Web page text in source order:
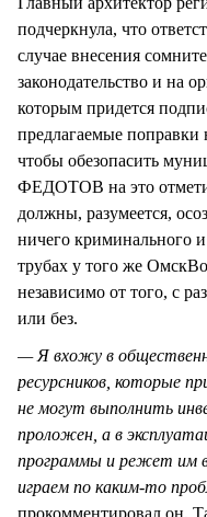
подчеркнула, что
случае внесения
законодательство и на
которым придется
предлагаемые поправки
чтобы обезопасить
ФЕДОТОВ на это
должны, разумеется,
ничего криминального
трубах у того же
независимо от того, с
или без.
— Я вхожу в
ресурсников, которые
не могут выполнить
проложен, а в
программы и режет им
играем по каким-то